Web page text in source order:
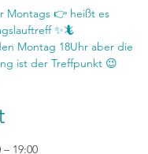
Montags 👉 heißt es
✨🦎
Montag 18Uhr aber die
– 19:00